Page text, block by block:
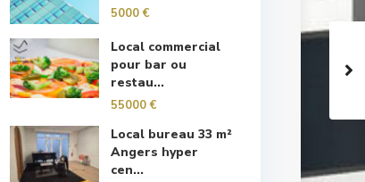
5000 €
Local commercial
pour bar ou
restau...
55000 €
Local bureau 33 m²
Angers hyper
cen...